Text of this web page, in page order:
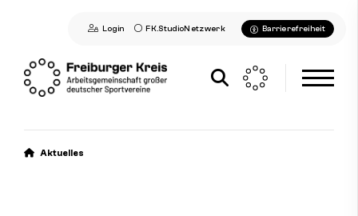
Login FK.StudioNetzwerk Barrierefreiheit
Aktuelles
Aktuelles